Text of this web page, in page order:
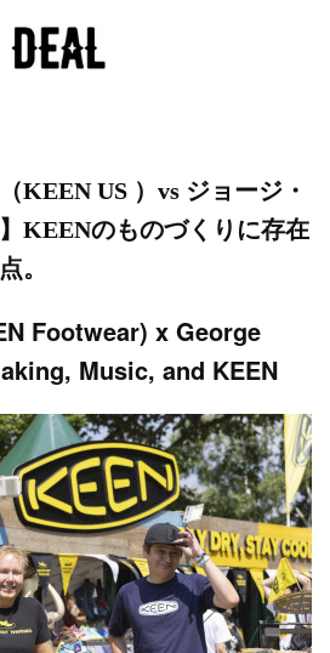
KEEN US ）vs ジョージ・
KEENのものづくりに存在
。
Footwear) x George
Music, and KEEN